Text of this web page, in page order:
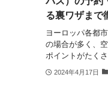
る裏ワザまで
ヨーロッパ各都
の場合が多く、
ポイントがたく
2024年4月17日